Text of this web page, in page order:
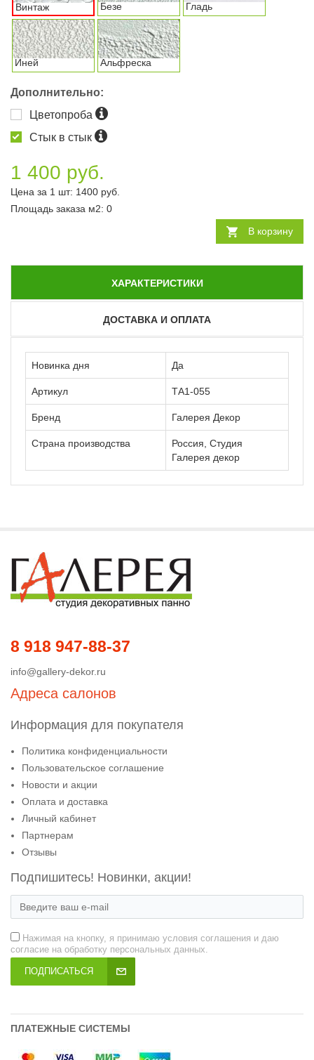
Винтаж Безе Гладь
Иней Альфреска
Дополнительно:
Цветопроба
Стык в стык
1 400 руб.
Цена за 1 шт: 1400 руб.
Площадь заказа м2: 0
В корзину
ХАРАКТЕРИСТИКИ
ДОСТАВКА И ОПЛАТА
Новинка дня Да
Артикул ТА1-055
Бренд Галерея Декор
Страна производства
Россия, Студия
Галерея декор
8 918 947-88-37
info@gallery-dekor.ru
Адреса салонов
Информация для покупателя
Политика конфиденциальности
Пользовательское соглашение
Новости и акции
Оплата и доставка
Личный кабинет
Партнерам
Отзывы
Подпишитесь! Новинки, акции!
Нажимая на кнопку, я принимаю условия соглашения и даю
согласие на обработку персональных данных.
ПОДПИСАТЬСЯ
ПЛАТЕЖНЫЕ СИСТЕМЫ